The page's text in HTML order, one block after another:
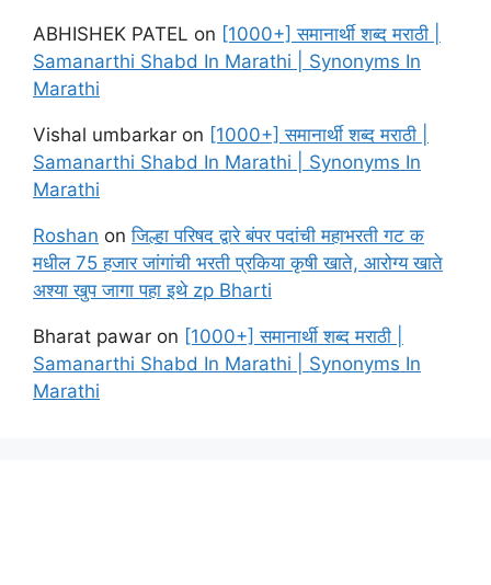
ABHISHEK PATEL on [1000+] समानार्थी शब्द मराठी |
Samanarthi Shabd In Marathi | Synonyms In
Marathi
Vishal umbarkar on [1000+] समानार्थी शब्द मराठी |
Samanarthi Shabd In Marathi | Synonyms In
Marathi
Roshan onजिल्हा परिषद द्वारे बंपर पदांची महाभरती गट क
मधील 75 हजार जांगांची भरती प्रकिया कृषी खाते, आरोग्य खाते
अश्या खुप जागा पहा इथे zp Bharti
Bharat pawar on [1000+] समानार्थी शब्द मराठी |
Samanarthi Shabd In Marathi | Synonyms In
Marathi